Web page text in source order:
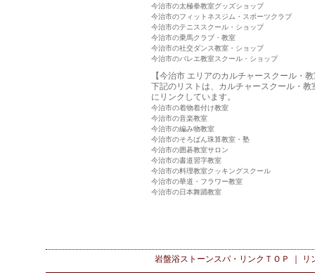
今治市の太極拳教室グッズショップ
今治市のフィットネスジム・スポーツクラブ
今治市のテニススクール・ショップ
今治市の乗馬クラブ・教室
今治市の社交ダンス教室・ショップ
今治市のバレエ教室スクール・ショップ
【今治市 エリアのカルチャースクール・
下記のリストは、カルチャースクール・
にリンクしています。
今治市の着物着付け教室
今治市の音楽教室
今治市の編み物教室
今治市のそろばん珠算教室・塾
今治市の囲碁教室サロン
今治市の書道習字教室
今治市の料理教室クッキングスクール
今治市の華道・フラワー教室
今治市の日本舞踊教室
岩盤浴ストーンスパ・リンク ＴＯＰ ｜ リ